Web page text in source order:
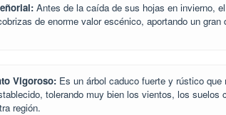
Antes de la caída de sus hojas en invierno,
de enorme valor escénico, aportando un gran
Vigoroso: Es un árbol caduco fuerte y rústico que
tolerando muy bien los vientos, los suelos
región.